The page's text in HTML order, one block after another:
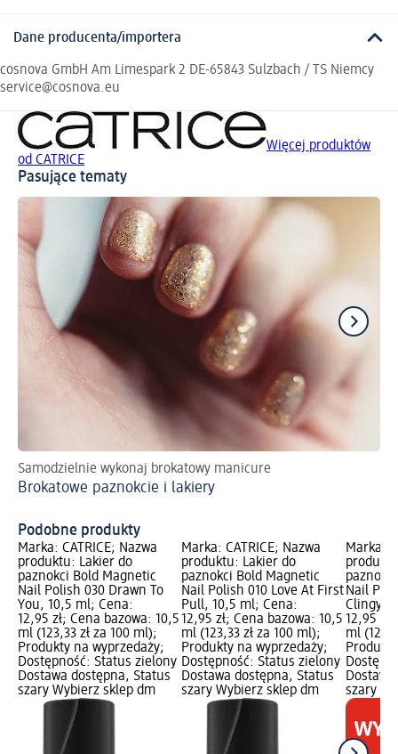
Dane producenta/importera
cosnova GmbH Am Limespark 2 DE-65843 Sulzbach / TS Niemcy
service@cosnova.eu
Więcej produktów
od CATRICE
Pasujące tematy
Samodzielnie wykonaj brokatowy manicure
Brokatowe paznokcie i lakiery
Podobne produkty
Marka: CATRICE; Nazwa
produktu: Lakier do
paznokci Bold Magnetic
Nail Polish 030 Drawn To
You, 10,5 ml; Cena:
12,95 zł; Cena bazowa: 10,5
ml (123,33 zł za 100 ml);
Produkty na wyprzedaży;
Dostępność: Status zielony
Dostawa dostępna, Status
szary Wybierz sklep dm
Marka: CATRICE; Nazwa
produktu: Lakier do
paznokci Bold Magnetic
Nail Polish 010 Love At First
Pull, 10,5 ml; Cena:
12,95 zł; Cena bazowa: 10,5
ml (123,33 zł za 100 ml);
Produkty na wyprzedaży;
Dostępność: Status zielony
Dostawa dostępna, Status
szary Wybierz sklep dm
Marka:
Nail
Clingy,
12,95
ml
szary